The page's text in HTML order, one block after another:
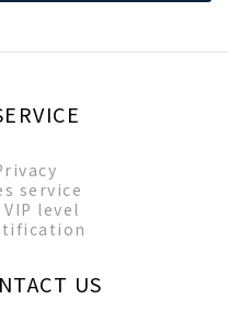
service
level
US